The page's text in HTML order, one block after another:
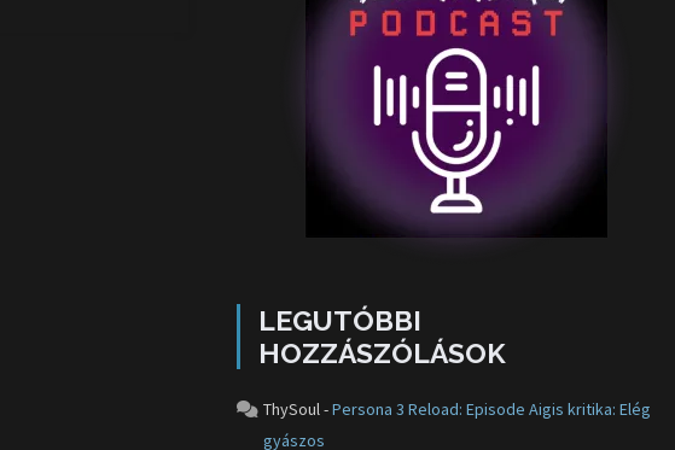
LEGUTÓBBI
HOZZÁSZÓLÁSOK
ThySoul-Persona 3 Reload: Episode Aigis kritika: Elég
gyászos